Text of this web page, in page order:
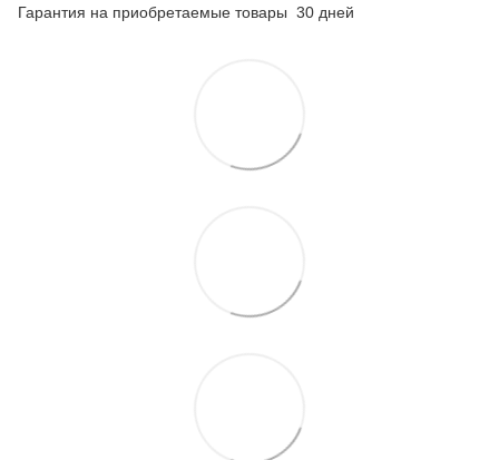
Гарантия на приобретаемые товары 30 дней